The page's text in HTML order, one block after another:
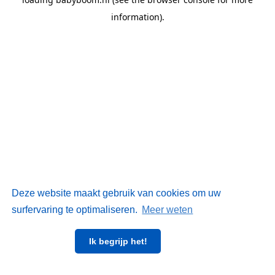
Deze website maakt gebruik van cookies om uw
surfervaring te optimaliseren. Meer weten
Ik begrijp het!
information).